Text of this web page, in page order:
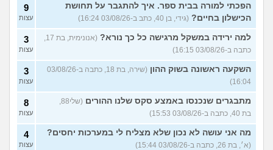
הפכתי למורה בבית ספר. איך להתגבר על תחושת
הכישלון בחיים? (גידי, בן 40, כתב ב-03/08/26 16:24)
9
עצות
למה ירידה במשקל מרגישה כל כך נורא?
(אנונימית, בת 17,
כתבה ב-03/08/26 16:15)
3
עצות
השקעה ראשונה בשוק ההון
(שירה, בת 18, כתבה ב-03/08/26
16:04)
3
עצות
מתבגרים שנכנסו באמצע סקס שלנו ההורים
(שלי88,
בת 40, כתבה ב-03/08/26 15:53)
8
עצות
מה אני עושה לא נכון שלא מצליח לי במערכות יחסים?
(א׳, בת 26, כתבה ב-03/08/26 15:44)
4
עצות